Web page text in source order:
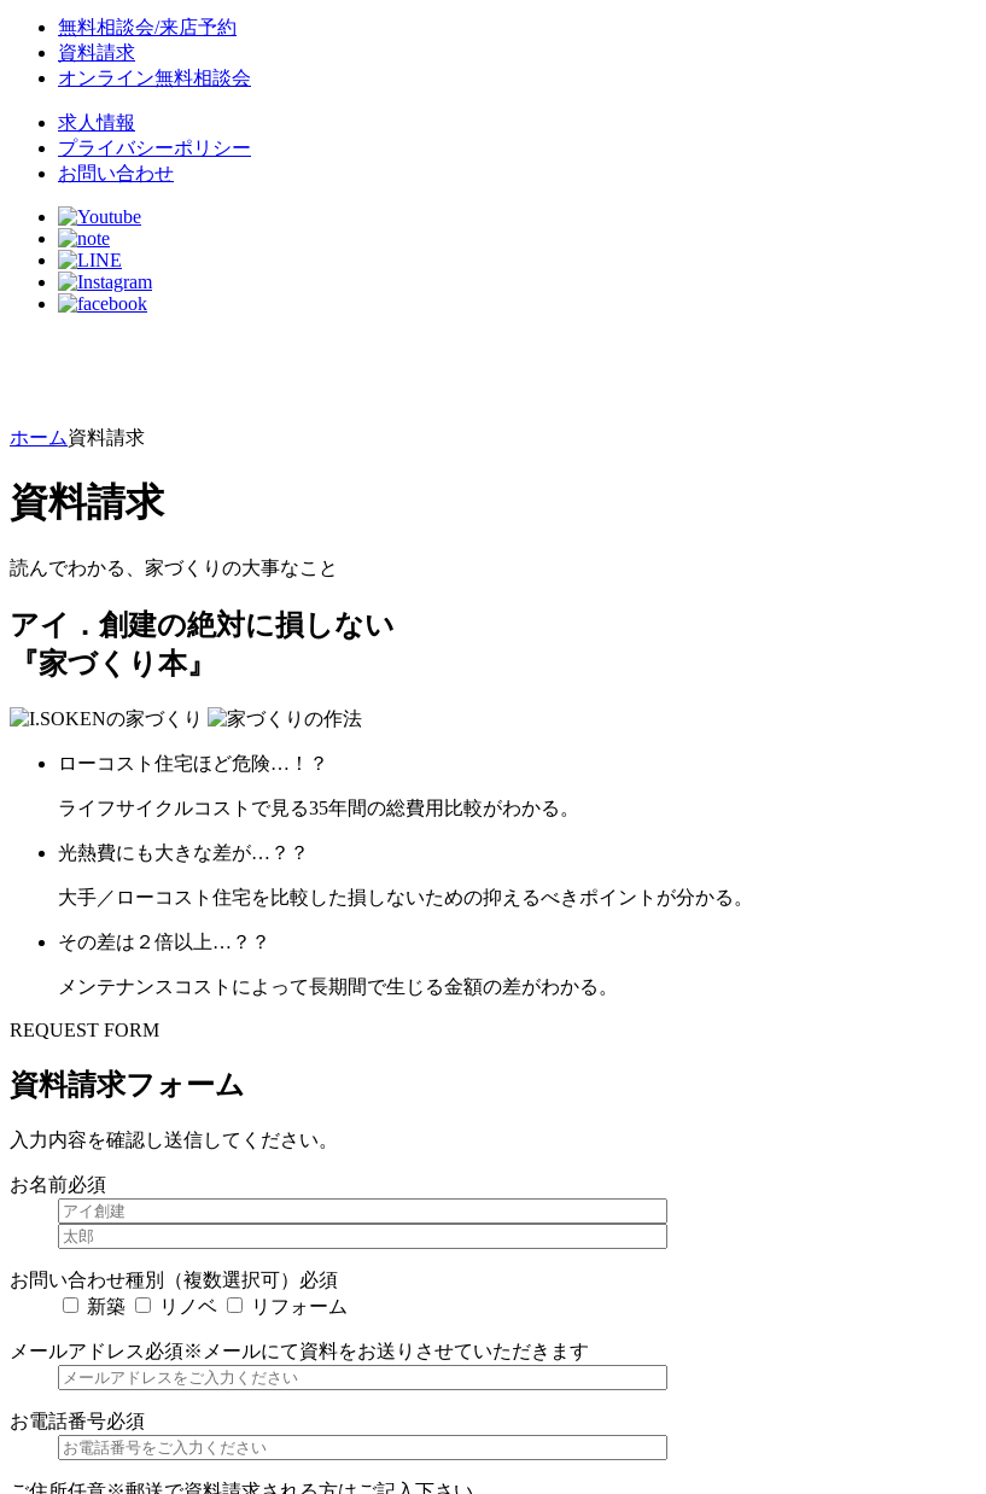
無料相談会/来店予約
資料請求
オンライン無料相談会
求人情報
プライバシーポリシー
お問い合わせ
ホーム資料請求
資料請求
読んでわかる、家づくりの大事なこと
アイ．創建の絶対に損しない
『家づくり本』
ローコスト住宅ほど危険…！？
ライフサイクルコストで見る35年間の総費用比較がわかる。
光熱費にも大きな差が…？？
大手／ローコスト住宅を比較した損しないための抑えるべきポイントが分かる。
その差は２倍以上…？？
メンテナンスコストによって長期間で生じる金額の差がわかる。
REQUEST FORM
資料請求フォーム
入力内容を確認し送信してください。
お名前必須
お問い合わせ種別（複数選択可） 必須
新築
リノベ リフォーム
メールアドレス必須※メールにて資料をお送りさせていただきます
お電話番号必須